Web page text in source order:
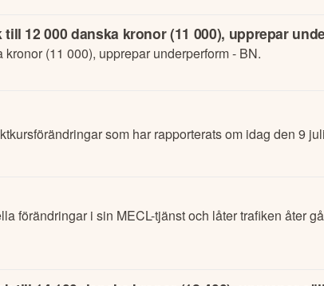
12 000 danska kronor (11 000), upprepar
(11 000), upprepar underperform - BN.
som har rapporterats om idag den 9